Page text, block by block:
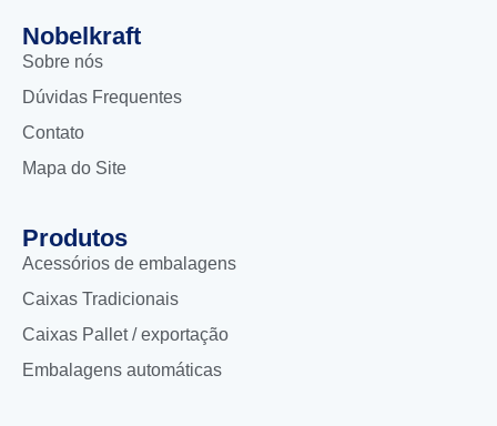
Nobelkraft
Sobre nós
Dúvidas Frequentes
Contato
Mapa do Site
Produtos
Acessórios de embalagens
Caixas Tradicionais
Caixas Pallet / exportação
Embalagens automáticas